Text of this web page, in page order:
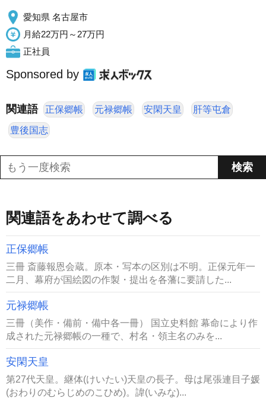
愛知県 名古屋市
月給22万円～27万円
正社員
Sponsored by
関連語 正保郷帳 元禄郷帳 安閑天皇 肝等屯倉
豊後国志
関連語をあわせて調べる
正保郷帳
三冊 斎藤報恩会蔵。原本・写本の区別は不明。正保元年一
二月、幕府が国絵図の作製・提出を各藩に要請した...
元禄郷帳
三冊（美作・備前・備中各一冊） 国立史料館 幕命により作
成された元禄郷帳の一種で、村名・領主名のみを...
安閑天皇
第27代天皇。継体(けいたい)天皇の長子。母は尾張連目子媛
(おわりのむらじめのこひめ)。諱(いみな)...